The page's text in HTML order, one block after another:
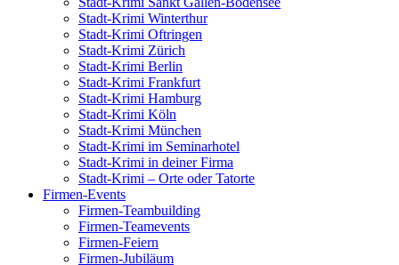
Stadt-Krimi Winterthur
Stadt-Krimi Oftringen
Stadt-Krimi Zürich
Stadt-Krimi Berlin
Stadt-Krimi Frankfurt
Stadt-Krimi Hamburg
Stadt-Krimi Köln
Stadt-Krimi München
Stadt-Krimi im Seminarhotel
Stadt-Krimi in deiner Firma
Stadt-Krimi – Orte oder Tatorte
Firmen-Events
Firmen-Teambuilding
Firmen-Teamevents
Firmen-Feiern
Firmen-Jubiläum